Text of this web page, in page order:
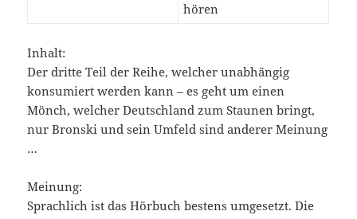
hören
Inhalt:
Der dritte Teil der Reihe, welcher unabhängig
konsumiert werden kann – es geht um einen
Mönch, welcher Deutschland zum Staunen bringt,
nur Bronski und sein Umfeld sind anderer Meinung
…
Meinung:
Sprachlich ist das Hörbuch bestens umgesetzt. Die